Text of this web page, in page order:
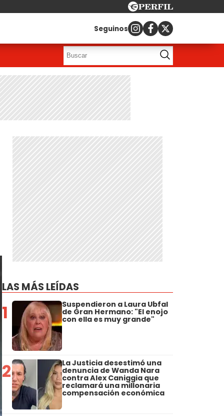
Seguinos
LAS MÁS LEÍDAS
1 Suspendieron a Laura Ubfal
de Gran Hermano: "El enojo
con ella es muy grande"
2 La Justicia desestimó una
denuncia de Wanda Nara
contra Alex Caniggia que
reclamará una millonaria
compensación económica